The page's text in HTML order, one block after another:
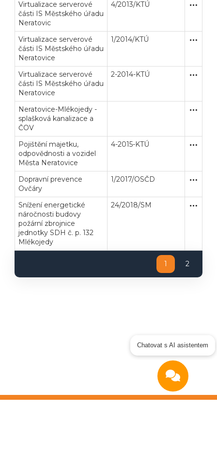
Virtualizace serverové
části IS Městského úřadu
Neratovic
4/2013/KTÚ
Virtualizace serverové
části IS Městského úřadu
Neratovice
1/2014/KTÚ
Virtualizace serverové
části IS Městského úřadu
Neratovice
2-2014-KTÚ
Neratovice-Mlékojedy -
splašková kanalizace a
ČOV
Pojištění majetku,
odpovědnosti a vozidel
Města Neratovice
4-2015-KTÚ Služby
Dopravní prevence
Ovčáry
1/2017/OSČD Služby
Snížení energetické
náročnosti budovy
požární zbrojnice
jednotky SDH č. p. 132
Mlékojedy
24/2018/SM
1 2
Chatovat s AI asistentem